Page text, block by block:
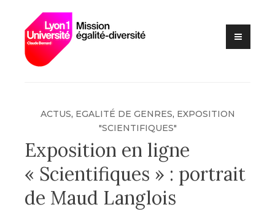
content
Bernard Lyon
1
ACTUS, EGALITÉ DE GENRES, EXPOSITION
"SCIENTIFIQUES"
Exposition en ligne
« Scientifiques » : portrait
de Maud Langlois